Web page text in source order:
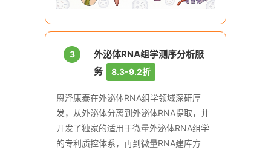
3
外泌体RNA组学测序分析服
务
8.3-9.2折
恩泽康泰在外泌体RNA组学领域深研厚
发，从外泌体分离到外泌体RNA提取，并
开发了独家的适用于微量外泌体RNA组学
的专利质控体系，再到微量RNA建库方